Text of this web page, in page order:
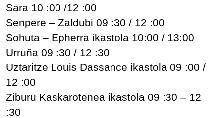
Sara 10 :00 /12 :00
Senpere – Zaldubi 09 :30 / 12 :00
Sohuta – Epherra ikastola 10:00 / 13:00
Urruña 09 :30 / 12 :30
Uztaritze Louis Dassance ikastola 09 :00 /
12 :00
Ziburu Kaskarotenea ikastola 09 :30 – 12
:30